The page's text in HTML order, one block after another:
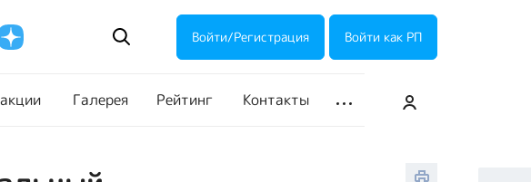
Войти/Регистрация Войти как РП
Галерея Рейтинг Контакты
Прошедшие акции